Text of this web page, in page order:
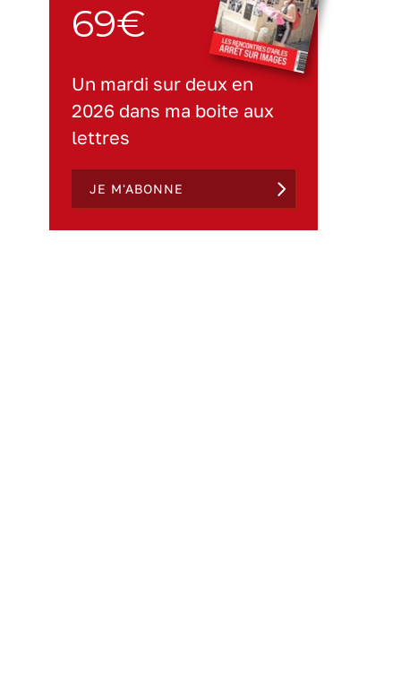
69€
Un mardi sur deux en
2026 dans ma boite aux
lettres
JE M'ABONNE